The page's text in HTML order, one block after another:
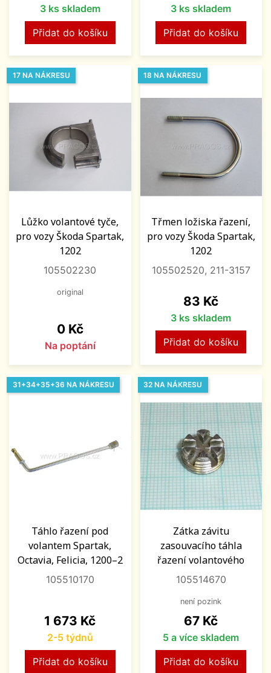
3 ks skladem
Přidat do košíku
3 ks skladem
Přidat do košíku
Lůžko volantové tyče,
pro vozy Škoda Spartak,
1202
105502230
original
Cena
0 Kč
Na poptání
17 NA NÁKRESU
Třmen ložiska řazení,
pro vozy Škoda Spartak,
1202
105502520, 211-3157
Cena
83 Kč
3 ks skladem
Přidat do košíku
18 NA NÁKRESU
Táhlo řazení pod
volantem Spartak,
Octavia, Felicia, 1200–2
105510170
Cena
1 673 Kč
2-5 týdnů
Přidat do košíku
31+34+35+36 NA NÁKRESU
Zátka závitu
zasouvacího táhla
řazení volantového
105514670
není pozink
Cena
67 Kč
5 a více skladem
Přidat do košíku
32 NA NÁKRESU